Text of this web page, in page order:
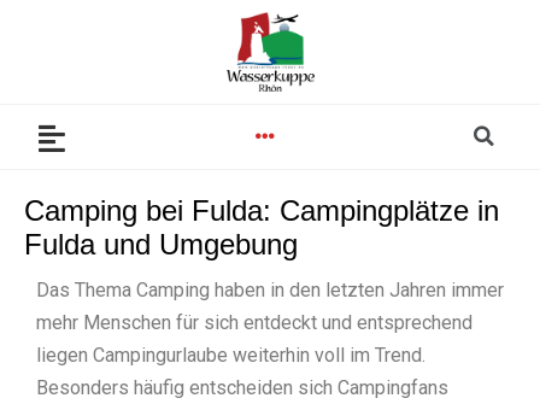
Menu
Camping bei Fulda: Campingplätze in
Fulda und Umgebung
Das Thema Camping haben in den letzten Jahren immer
mehr Menschen für sich entdeckt und entsprechend
liegen Campingurlaube weiterhin voll im Trend.
Besonders häufig entscheiden sich Campingfans